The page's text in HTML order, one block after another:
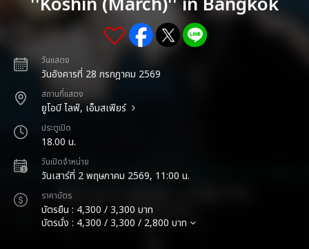
วันแสดง
วันอังคารที่ 28 กรกฎาคม 2569
สถานที่แสดง
ยูโอบี ไลฟ์, เอ็มสเฟียร์
ประตูเปิด
18.00 น.
วันเปิดจำหน่าย
วันเสาร์ที่ 2 พฤษภาคม 2569, 11:00 น.
ราคาบัตร
บัตรยืน : 4,300 / 3,300 บาท
บัตรนั่ง : 4,300 / 3,300 / 2,800 บาท